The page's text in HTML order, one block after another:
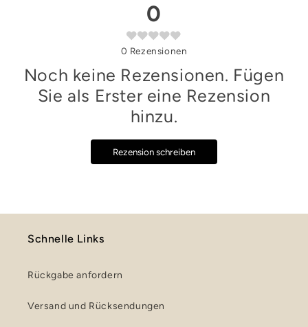
0
0 Rezensionen
Noch keine Rezensionen. Fügen
Sie als Erster eine Rezension
hinzu.
Rezension schreiben
Schnelle Links
Rückgabe anfordern
Versand und Rücksendungen